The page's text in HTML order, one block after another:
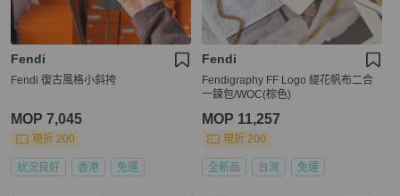
Fendi
Fendi 復古風格小斜挎
MOP 7,045
現折 200
狀況良好 香港 免運
Fendi
Fendigraphy FF Logo 緹花帆布二合
一鍊包/WOC(棕色)
MOP 11,257
現折 200
全新品 台灣 免運